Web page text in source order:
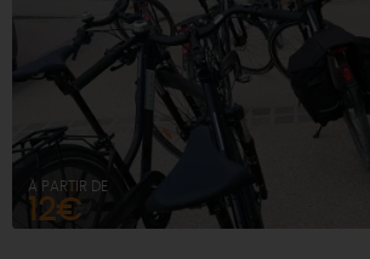
À PARTIR DE
12€